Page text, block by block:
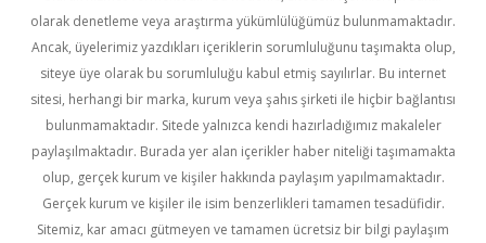
olarak denetleme veya araştırma yükümlülüğümüz bulunmamaktadır.
Ancak, üyelerimiz yazdıkları içeriklerin sorumluluğunu taşımakta olup,
siteye üye olarak bu sorumluluğu kabul etmiş sayılırlar. Bu internet
sitesi, herhangi bir marka, kurum veya şahıs şirketi ile hiçbir bağlantısı
bulunmamaktadır. Sitede yalnızca kendi hazırladığımız makaleler
paylaşılmaktadır. Burada yer alan içerikler haber niteliği taşımamakta
olup, gerçek kurum ve kişiler hakkında paylaşım yapılmamaktadır.
Gerçek kurum ve kişiler ile isim benzerlikleri tamamen tesadüfidir.
Sitemiz, kar amacı gütmeyen ve tamamen ücretsiz bir bilgi paylaşım